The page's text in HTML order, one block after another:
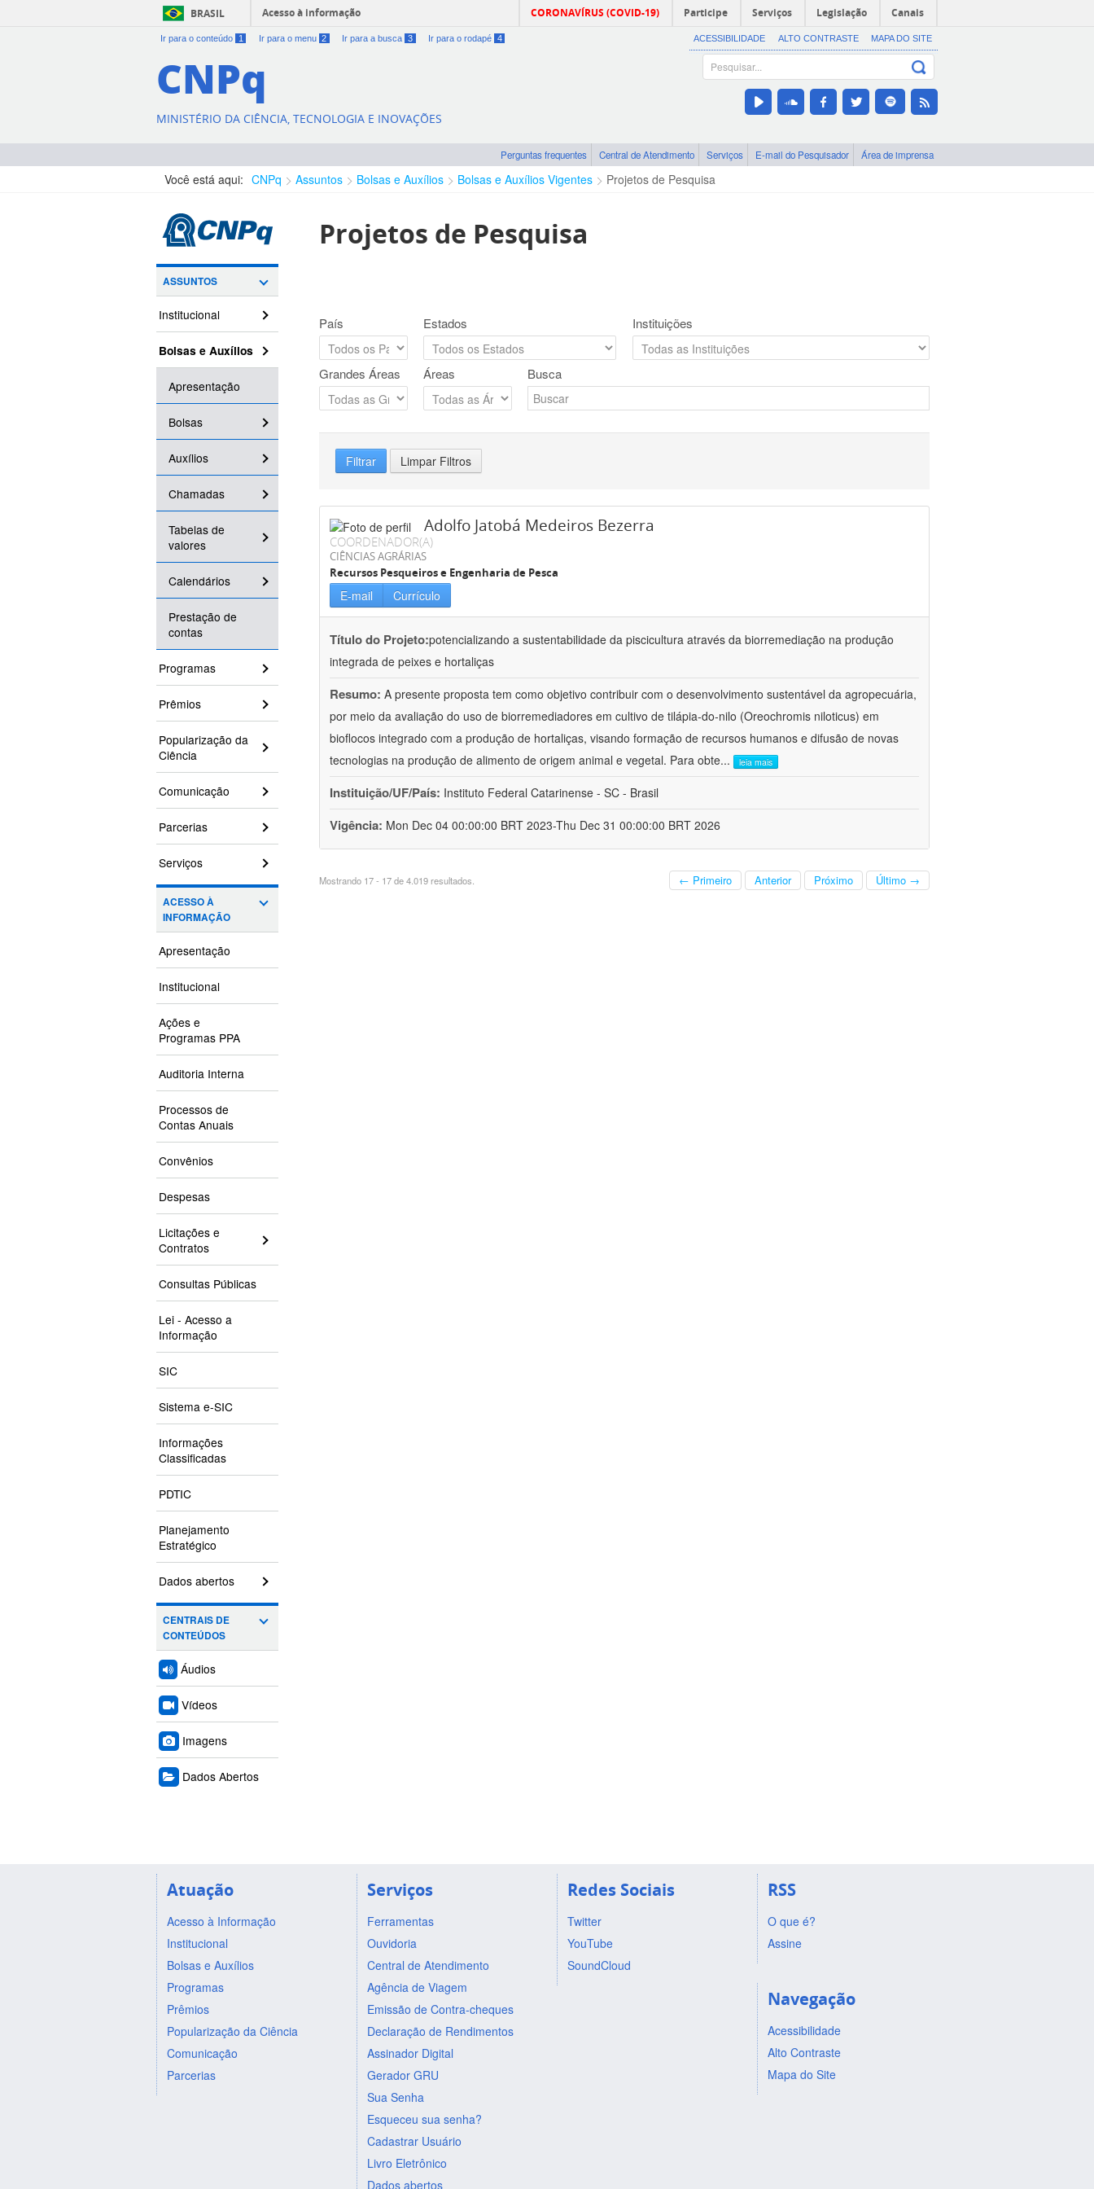
BRASIL Acesso à informação CORONAVÍRUS (COVID-19) Participe Serviços Legislação Canais
Ir para o conteúdo 1 Ir para o menu 2 Ir para a busca 3 Ir para o rodapé 4 ACESSIBILIDADE ALTO CONTRASTE MAPA DO SITE
CNPq
MINISTÉRIO DA CIÊNCIA, TECNOLOGIA E INOVAÇÕES
Perguntas frequentes Central de Atendimento Serviços E-mail do Pesquisador Área de imprensa
Você está aqui: CNPq Assuntos Bolsas e Auxílios Bolsas e Auxílios Vigentes Projetos de Pesquisa
ASSUNTOS
Institucional
Bolsas e Auxílios
Apresentação
Bolsas
Auxílios
Chamadas
Tabelas de
valores
Calendários
Prestação de
contas
Programas
Prêmios
Popularização da
Ciência
Comunicação
Parcerias
Serviços
ACESSO À
INFORMAÇÃO
Apresentação
Institucional
Ações e
Programas PPA
Auditoria Interna
Processos de
Contas Anuais
Convênios
Despesas
Licitações e
Contratos
Consultas Públicas
Lei - Acesso a
Informação
SIC
Sistema e-SIC
Informações
Classificadas
PDTIC
Planejamento
Estratégico
Dados abertos
CENTRAIS DE
CONTEÚDOS
Áudios
Vídeos
Imagens
Dados Abertos
Projetos de Pesquisa
País Estados Instituições
Grandes Áreas Áreas Busca
Filtrar Limpar Filtros
Adolfo Jatobá Medeiros Bezerra
COORDENADOR(A)
CIÊNCIAS AGRÁRIAS
Recursos Pesqueiros e Engenharia de Pesca
E-mail Currículo
Título do Projeto:potencializando a sustentabilidade da piscicultura através da biorremediação na produção
integrada de peixes e hortaliças
Resumo: A presente proposta tem como objetivo contribuir com o desenvolvimento sustentável da agropecuária,
por meio da avaliação do uso de biorremediadores em cultivo de tilápia-do-nilo (Oreochromis niloticus) em
bioflocos integrado com a produção de hortaliças, visando formação de recursos humanos e difusão de novas
tecnologias na produção de alimento de origem animal e vegetal. Para obte... leia mais
Instituição/UF/País: Instituto Federal Catarinense - SC - Brasil
Vigência: Mon Dec 04 00:00:00 BRT 2023-Thu Dec 31 00:00:00 BRT 2026
Mostrando 17 - 17 de 4.019 resultados. ← Primeiro Anterior Próximo Último →
Atuação
Acesso à Informação
Institucional
Bolsas e Auxílios
Programas
Prêmios
Popularização da Ciência
Comunicação
Parcerias
Serviços
Ferramentas
Ouvidoria
Central de Atendimento
Agência de Viagem
Emissão de Contra-cheques
Declaração de Rendimentos
Assinador Digital
Gerador GRU
Sua Senha
Esqueceu sua senha?
Cadastrar Usuário
Livro Eletrônico
Dados abertos
Redes Sociais
Twitter
YouTube
SoundCloud
RSS
O que é?
Assine
Navegação
Acessibilidade
Alto Contraste
Mapa do Site